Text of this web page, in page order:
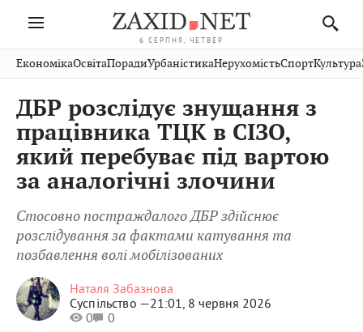
6 СЕРПНЯ, ЧЕТВЕР
Івано-
Франківськ
Тернопіль
Волинь
Закарпаття
Рівне
Шептицький
Стрий
Хмельницький
Вінниця
Публікації
Авто СловкоКультура
Кіно Дім СпортКраєзнавство
Фото
ОсвітаНерухомість
Домашні
тварини
ЕкономікаОсвітаПорадиУрбаністикаНерухомістьСпортКультура
ДБР розслідує знущання з
працівника ТЦК в СІЗО,
який перебуває під вартою
за аналогічні злочини
Стосовно постраждалого ДБР здійснює
розслідування за фактами катування та
позбавлення волі мобілізованих
Наталя Забазнова
Суспільство —21:01, 8 червня 2026
0
0